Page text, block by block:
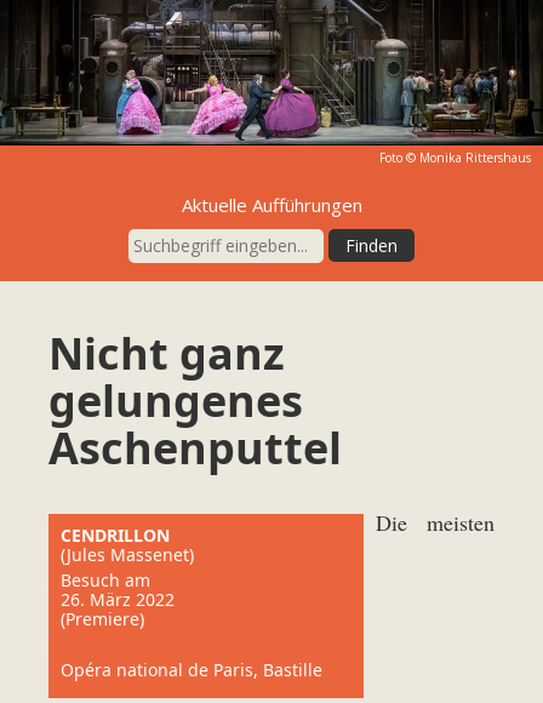
Foto © Monika Rittershaus
Aktuelle Aufführungen
Nicht ganz
gelungenes
Aschenputtel
CENDRILLON
(Jules Massenet)
Besuch am
26. März 2022
(Premiere)
Opéra national de Paris, Bastille
Die meisten